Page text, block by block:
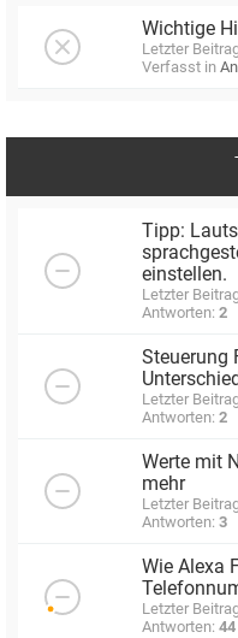
Wichtige
Letzter
Verfasst in
Tipp:
einstellen.
Letzter
Antworten: 2
Steuerung
Letzter
Antworten: 2
Werte mit
mehr
Letzter
Antworten: 3
Wie Alexa
Letzter
Antworten: 44